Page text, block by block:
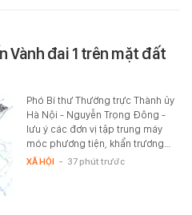
Vành đai 1 trên mặt đất
Phó Bí thư Thường trực Thành ủy
Hà Nội - Nguyễn Trọng Đông -
lưu ý các đơn vị tập trung máy
móc phương tiện, khẩn trương…
XÃ HỘI - 37 phút trước